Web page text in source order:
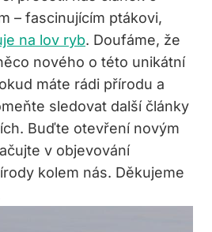
– fascinujícím ptákovi,
na lov ryb. Doufáme, že
nového o této unikátní
máte rádi přírodu a
sledovat další články
Buďte otevření novým
v objevování
kolem nás. Děkujeme